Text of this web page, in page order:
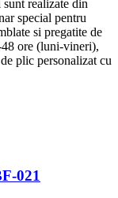
realizate din
special pentru
si pregatite de
ore (luni-vineri),
plic personalizat cu
021